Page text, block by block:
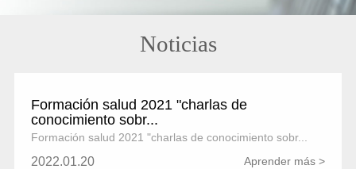
Noticias
Formación salud 2021 "charlas de
conocimiento sobr...
Formación salud 2021 "charlas de conocimiento sobr...
2022.01.20 Aprender más >